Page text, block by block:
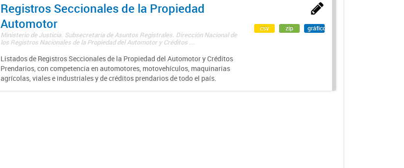
Registros Seccionales de la Propiedad
Automotor
Ministerio de Justicia. Subsecretaría de Asuntos Registrales. Dirección Nacional de
los Registros Nacionales de la Propiedad del Automotor y Créditos ...
Listados de Registros Seccionales de la Propiedad del Automotor y Créditos
Prendarios, con competencia en automotores, motovehículos, maquinarias
agrícolas, viales e industriales y de créditos prendarios de todo el país.
csv zip gráfico